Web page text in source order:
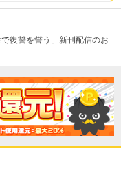
復讐を誓う」新刊配信のお